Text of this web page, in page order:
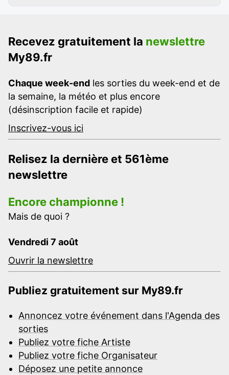
Recevez gratuitement la newslettre
My89.fr
Chaque week-end les sorties du week-end et de
la semaine, la météo et plus encore
(désinscription facile et rapide)
Inscrivez-vous ici
Relisez la dernière et 561ème
newslettre
Encore championne !
Mais de quoi ?
Vendredi 7 août
Ouvrir la newslettre
Publiez gratuitement sur My89.fr
Annoncez votre événement dans l'Agenda des
sorties
Publiez votre fiche Artiste
Publiez votre fiche Organisateur
Déposez une petite annonce